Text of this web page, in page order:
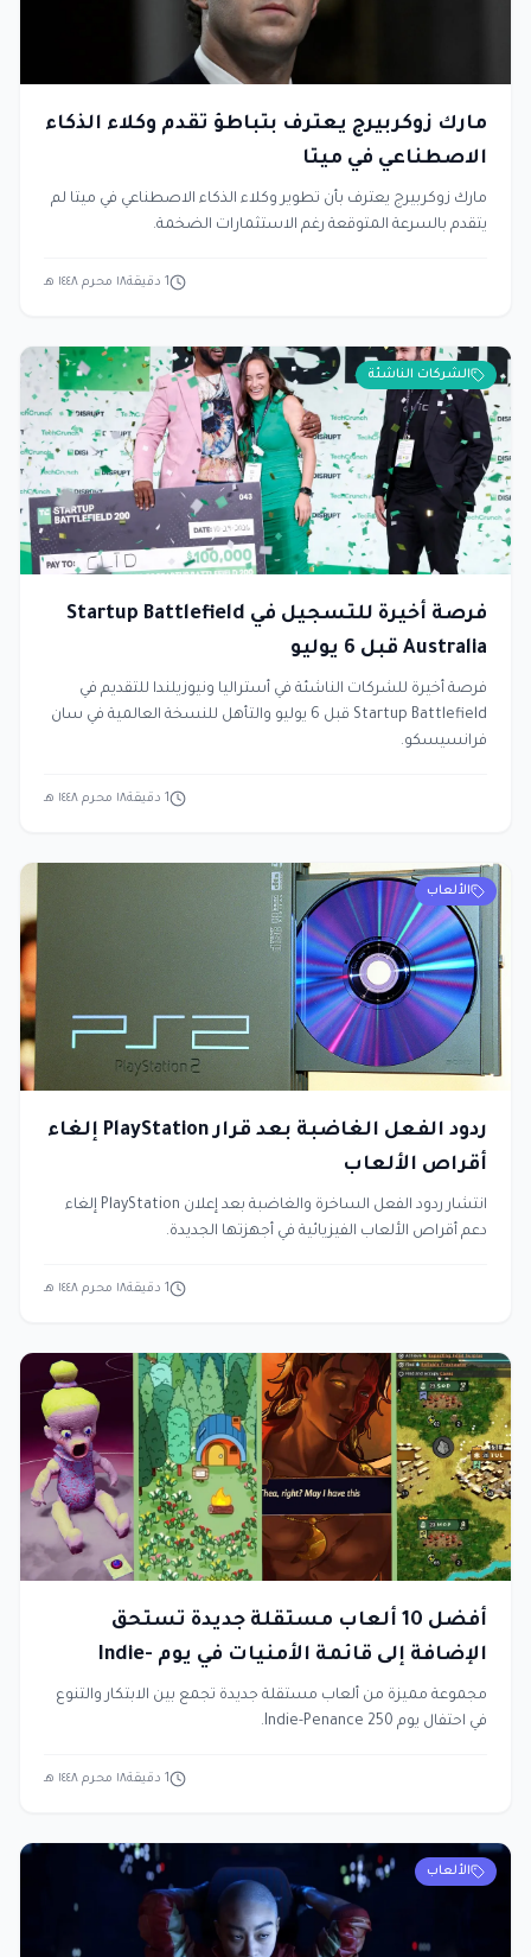
مارك زوكربيرج يعترف بتباطؤ تقدم وكلاء الذكاء
الاصطناعي في ميتا
مارك زوكربيرج يعترف بأن تطوير وكلاء الذكاء الاصطناعي في ميتا لم
يتقدم بالسرعة المتوقعة رغم الاستثمارات الضخمة.
١٨ محرم ١٤٤٨ هـ 1 دقيقة
الشركات الناشئة
فرصة أخيرة للتسجيل في Startup Battlefield
Australia قبل 6 يوليو
فرصة أخيرة للشركات الناشئة في أستراليا ونيوزيلندا للتقديم في
Startup Battlefield قبل 6 يوليو والتأهل للنسخة العالمية في سان
فرانسيسكو.
١٨ محرم ١٤٤٨ هـ 1 دقيقة
الألعاب
ردود الفعل الغاضبة بعد قرار PlayStation إلغاء
أقراص الألعاب
انتشار ردود الفعل الساخرة والغاضبة بعد إعلان PlayStation إلغاء
دعم أقراص الألعاب الفيزيائية في أجهزتها الجديدة.
١٨ محرم ١٤٤٨ هـ 1 دقيقة
أفضل 10 ألعاب مستقلة جديدة تستحق
الإضافة إلى قائمة الأمنيات في يوم Indie-
Penance 250
مجموعة مميزة من ألعاب مستقلة جديدة تجمع بين الابتكار والتنوع
في احتفال يوم Indie-Penance 250.
١٨ محرم ١٤٤٨ هـ 1 دقيقة
الألعاب